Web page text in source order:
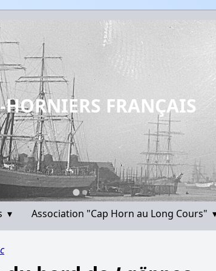
HORNIERS FRANÇAIS
▾ Association "Cap Horn au Long Cours"